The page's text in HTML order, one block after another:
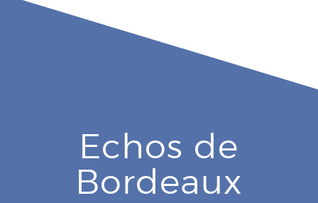
Echos de
Bordeaux